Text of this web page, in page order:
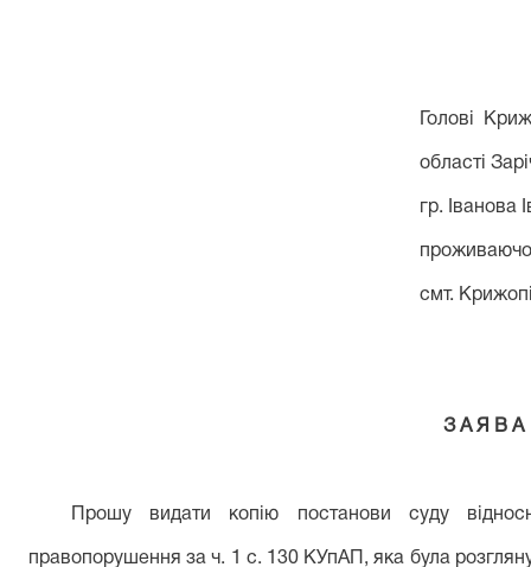
Голові
області
гр. Іванова
с мт.
З А Я В А
Прошу видати копію постанови суду
правопорушення за ч. 1 с. 130 КУпАП, яка була